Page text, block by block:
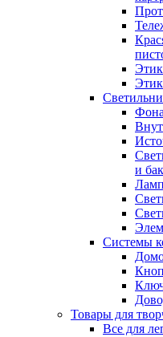
и
Системы
Товары для
Все для